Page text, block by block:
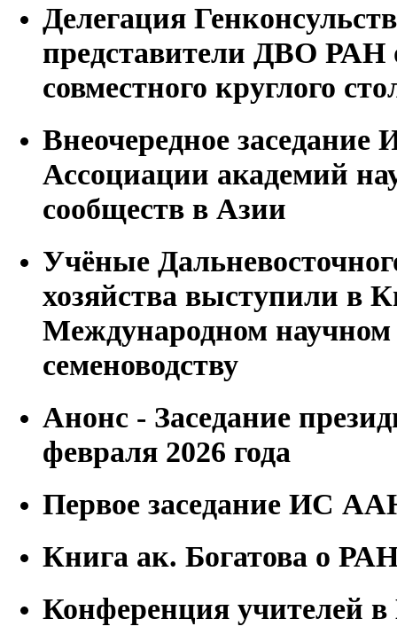
Делегация
представители ДВО РАН
совместного круглого
Внеочередное заседание
Ассоциации академий
сообществ в Азии
Учёные
хозяйства выступили в
Международном
семеноводству
Анонс - Заседание
февраля 2026 года
Первое заседание ИС
Книга ак. Богатова о
Конференция учителей